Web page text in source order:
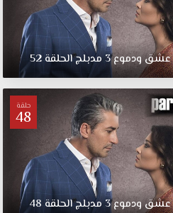
عشقودموع3 مدبلجالحلقة52
حلقة
48
عشقودموع3 مدبلجالحلقة 48